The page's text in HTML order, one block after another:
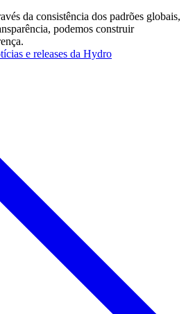
da consistência dos padrões globais,
podemos construir
e releases da Hydro